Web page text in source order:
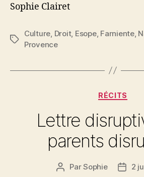
Sophie Clairet
Étiquettes
Culture, Droit, Esope, Farniente,
Provence
RÉCITS
Lettre
parents
Auteur
ParSophie
Date
2